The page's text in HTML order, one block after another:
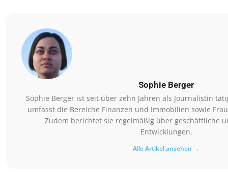
Sophie Berger
Sophie Berger ist seit über zehn Jahren als Journalistin
umfasst die Bereiche Finanzen und Immobilien sowie
Zudem berichtet sie regelmäßig über geschäftliche
Entwicklungen.
Alle Artikel ansehen →